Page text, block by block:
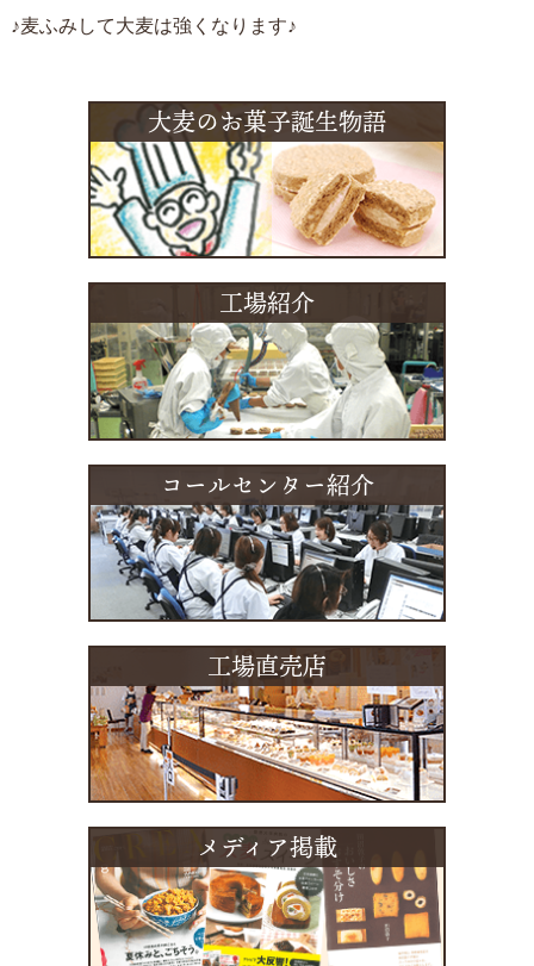
♪麦ふみして大麦は強くなります♪
大麦のお菓子誕生物語
工場紹介
コールセンター紹介
工場直売店
メディア掲載